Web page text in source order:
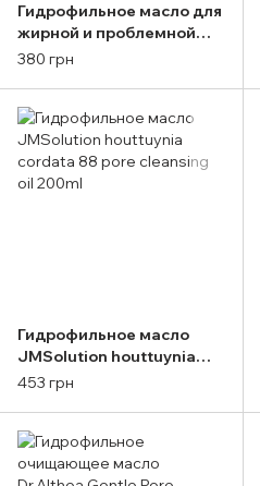
Гидрофильное масло для
жирной и проблемной
кожи Mr.Scrubber
380 грн
Гидрофильное масло
JMSolution houttuynia
cordata 88 pore cleansing
453 грн